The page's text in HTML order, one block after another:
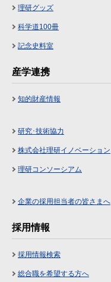
理研グッズ
科学道100冊
記念史料室
産学連携
知的財産情報
研究･技術協力
株式会社理研イノベーション
理研コンソーシアム
企業の採用担当者の皆さまへ
採用情報
採用情報検索
総合職を希望する方へ